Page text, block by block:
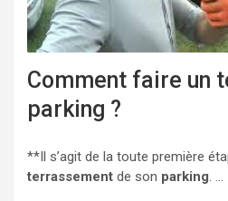
Comment faire un
parking ?
**Il s’agit de la toute première
terrassement de son parking. …